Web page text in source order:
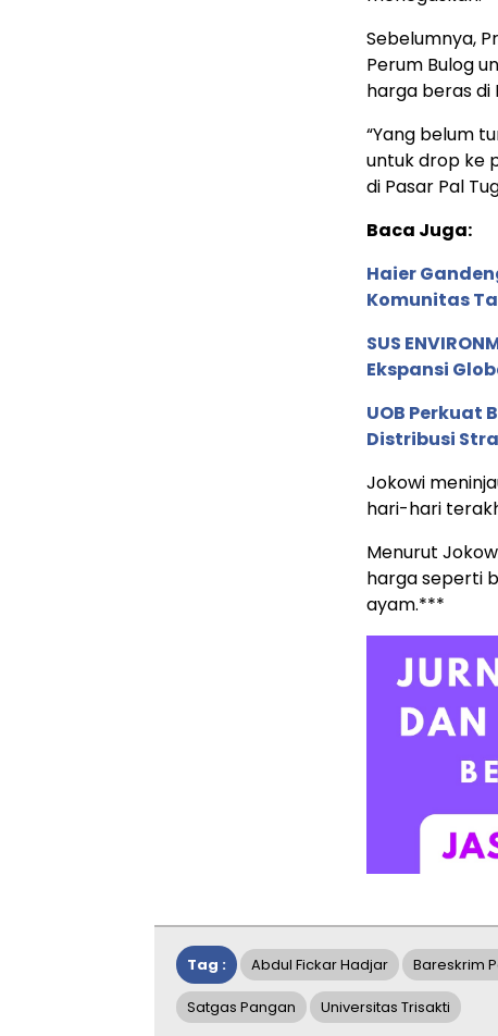
Sebelumnya,
Perum Bulog
harga beras di
“Yang belum
untuk drop ke
di Pasar Pal
Baca Juga:
Haier
Komunitas
SUS
Ekspansi
UOB Perkuat
Distribusi
Jokowi
hari-hari
Menurut
harga seperti
ayam.***
Tag : Abdul Fickar Hadjar Bareskrim
Satgas Pangan Universitas Trisakti